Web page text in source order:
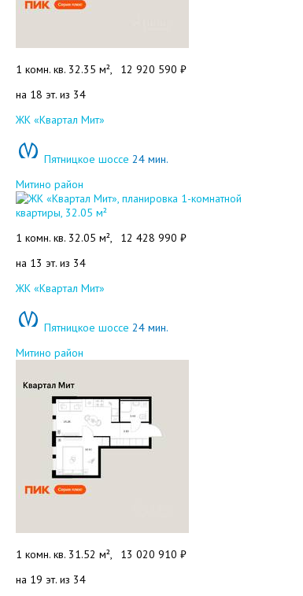
1 комн. кв. 32.35 м², 12 920 590 ₽
на 18 эт. из 34
Добавить в избранное
ЖК «Квартал Мит»
Пятницкое шоссе 24 мин.
Митино район
1 комн. кв. 32.05 м², 12 428 990 ₽
на 13 эт. из 34
Добавить в избранное
ЖК «Квартал Мит»
Пятницкое шоссе 24 мин.
Митино район
1 комн. кв. 31.52 м², 13 020 910 ₽
на 19 эт. из 34